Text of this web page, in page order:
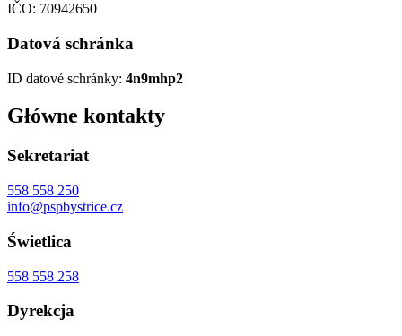
IČO: 70942650
Datová schránka
ID datové schránky: 4n9mhp2
Główne kontakty
Sekretariat
558 558 250
info@pspbystrice.cz
Świetlica
558 558 258
Dyrekcja